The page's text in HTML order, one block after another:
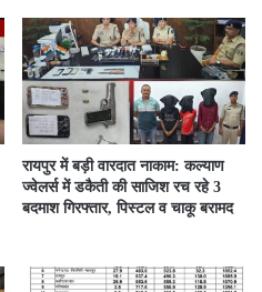
रायपुर में बड़ी वारदात नाकाम: कल्याण
ज्वेलर्स में डकैती की साजिश रच रहे 3
बदमाश गिरफ्तार, पिस्टल व चाकू बरामद